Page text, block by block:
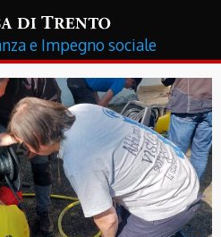
e Impegno sociale